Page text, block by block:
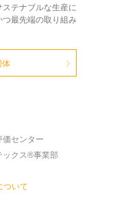
テナブルな生産に
最先端の取り組み
体
センター
ックス®事業部
ついて